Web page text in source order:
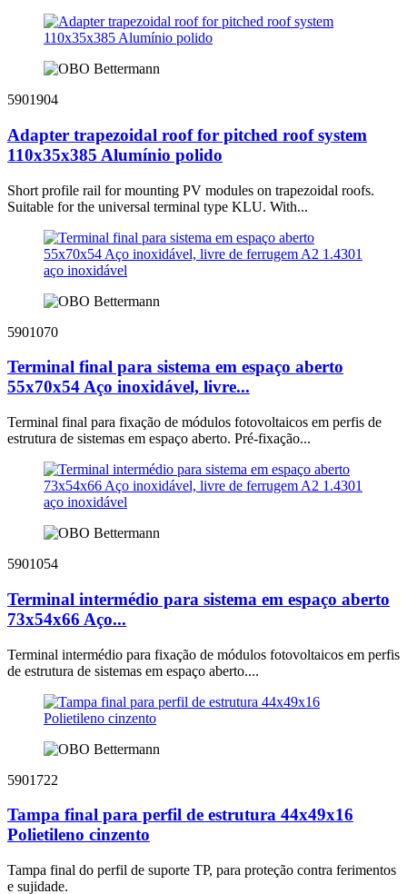
5901904
Adapter trapezoidal roof for pitched roof system
110x35x385 Alumínio polido
Short profile rail for mounting PV modules on trapezoidal roofs.
Suitable for the universal terminal type KLU. With...
5901070
Terminal final para sistema em espaço aberto
55x70x54 Aço inoxidável, livre...
Terminal final para fixação de módulos fotovoltaicos em perfis de
estrutura de sistemas em espaço aberto. Pré-fixação...
5901054
Terminal intermédio para sistema em espaço aberto
73x54x66 Aço...
Terminal intermédio para fixação de módulos fotovoltaicos em perfis
de estrutura de sistemas em espaço aberto....
5901722
Tampa final para perfil de estrutura 44x49x16
Polietileno cinzento
Tampa final do perfil de suporte TP, para proteção contra ferimentos
e sujidade.